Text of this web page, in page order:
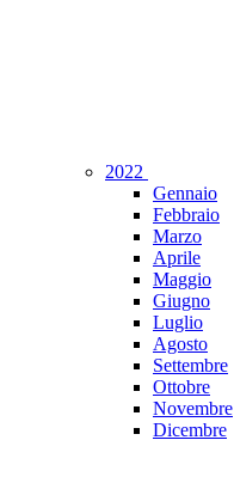
2022
Gennaio
Febbraio
Marzo
Aprile
Maggio
Giugno
Luglio
Agosto
Settembre
Ottobre
Novembre
Dicembre